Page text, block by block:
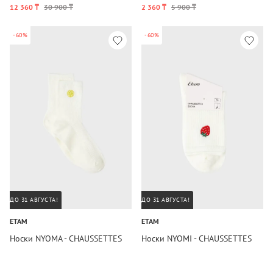
12 360 ₸ 30 900 ₸
2 360 ₸ 5 900 ₸
-60%
ДО 31 АВГУСТА!
ETAM
Носки NYOMA - CHAUSSETTES
-60%
ДО 31 АВГУСТА!
ETAM
Носки NYOMI - CHAUSSETTES